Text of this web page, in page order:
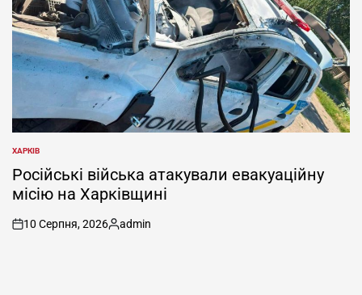
ОПУБЛІКУВАТИ
У
ХАРКІВ
Російські війська атакували евакуаційну
місію на Харківщині
on
10 Серпня, 2026
Опубліковано
admin